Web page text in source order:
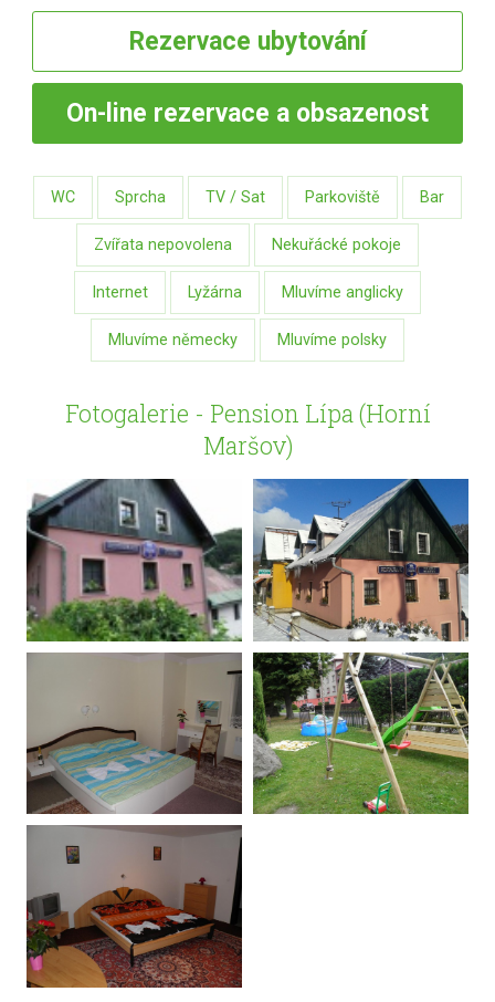
Rezervace ubytování
On-line rezervace a obsazenost
WC Sprcha TV / Sat Parkoviště Bar
Zvířata nepovolena Nekuřácké pokoje
Internet Lyžárna Mluvíme anglicky
Mluvíme německy Mluvíme polsky
Fotogalerie - Pension Lípa (Horní
Maršov)